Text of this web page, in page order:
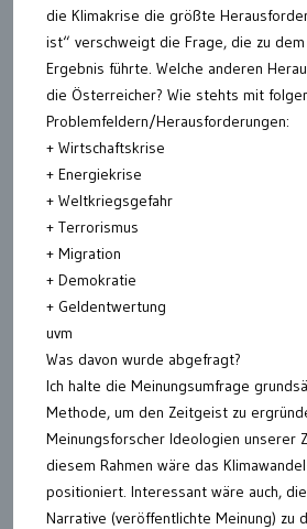
die Klimakrise die größte
ist“ verschweigt die Frage, die zu dem
Ergebnis führte. Welche anderen
die Österreicher? Wie stehts mit
Problemfeldern/Herausforderungen:
+ Wirtschaftskrise
+ Energiekrise
+ Weltkriegsgefahr
+ Terrorismus
+ Migration
+ Demokratie
+ Geldentwertung
uvm
Was davon wurde abgefragt?
Ich halte die Meinungsumfrage
Methode, um den Zeitgeist zu
Meinungsforscher Ideologien unserer
diesem Rahmen wäre das
positioniert. Interessant wäre auch,
Narrative (veröffentlichte Meinung) zu